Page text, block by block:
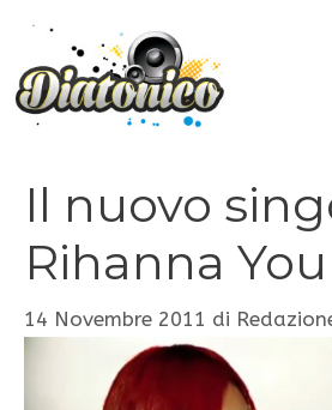
contenuto
Il nuovo
Rihanna
14 Novembre 2011 di